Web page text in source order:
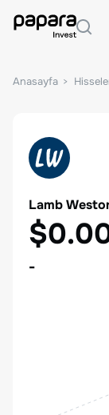
Anasayfa
Lamb
-